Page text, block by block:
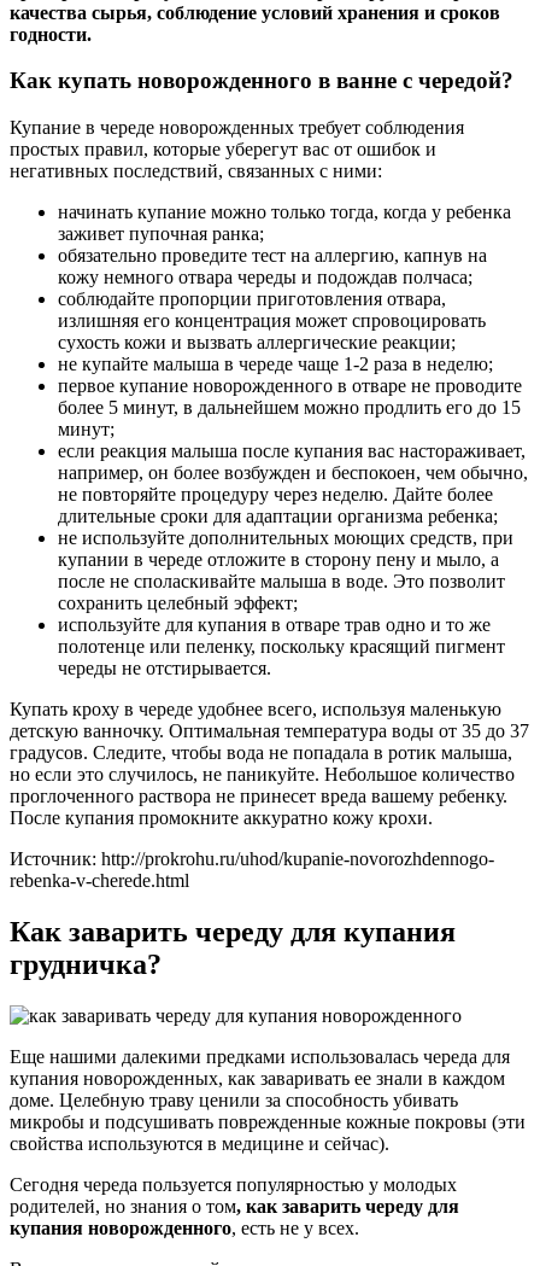
качества сырья, соблюдение условий хранения и сроков
годности.
Как купать новорожденного в ванне с чередой?
Купание в череде новорожденных требует соблюдения
простых правил, которые уберегут вас от ошибок и
негативных последствий, связанных с ними:
начинать купание можно только тогда, когда у ребенка
заживет пупочная ранка;
обязательно проведите тест на аллергию, капнув на
кожу немного отвара череды и подождав полчаса;
соблюдайте пропорции приготовления отвара,
излишняя его концентрация может спровоцировать
сухость кожи и вызвать аллергические реакции;
не купайте малыша в череде чаще 1-2 раза в неделю;
первое купание новорожденного в отваре не проводите
более 5 минут, в дальнейшем можно продлить его до 15
минут;
если реакция малыша после купания вас настораживает,
например, он более возбужден и беспокоен, чем обычно,
не повторяйте процедуру через неделю. Дайте более
длительные сроки для адаптации организма ребенка;
не используйте дополнительных моющих средств, при
купании в череде отложите в сторону пену и мыло, а
после не споласкивайте малыша в воде. Это позволит
сохранить целебный эффект;
используйте для купания в отваре трав одно и то же
полотенце или пеленку, поскольку красящий пигмент
череды не отстирывается.
Купать кроху в череде удобнее всего, используя маленькую
детскую ванночку. Оптимальная температура воды от 35 до 37
градусов. Следите, чтобы вода не попадала в ротик малыша,
но если это случилось, не паникуйте. Небольшое количество
проглоченного раствора не принесет вреда вашему ребенку.
После купания промокните аккуратно кожу крохи.
Источник: http://prokrohu.ru/uhod/kupanie-novorozhdennogo-
rebenka-v-cherede.html
Как заварить череду для купания
грудничка?
Еще нашими далекими предками использовалась череда для
купания новорожденных, как заваривать ее знали в каждом
доме. Целебную траву ценили за способность убивать
микробы и подсушивать поврежденные кожные покровы (эти
свойства используются в медицине и сейчас).
Сегодня череда пользуется популярностью у молодых
родителей, но знания о том, как заварить череду для
купания новорожденного, есть не у всех.